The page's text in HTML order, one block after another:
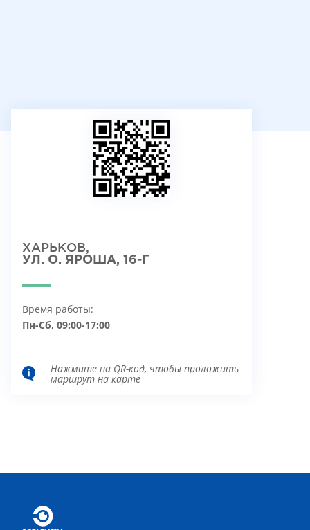
ХАРЬКОВ,
УЛ. О. ЯРОША, 16-Г
Время работы:
Пн-Сб, 09:00-17:00
Нажмите на QR-код, чтобы проложить
маршрут на карте